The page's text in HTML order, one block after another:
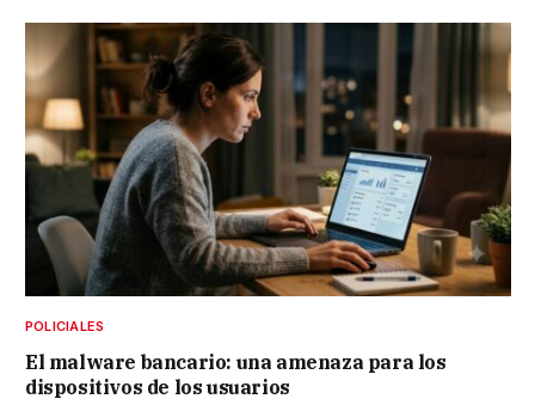
POLICIALES
El malware bancario: una amenaza para los
dispositivos de los usuarios